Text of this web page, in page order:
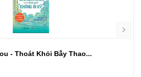
- Thoát Khỏi Bẫy Thao...